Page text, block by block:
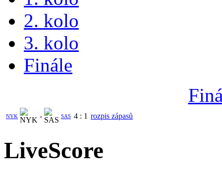
2. kolo
3. kolo
Finále
NYK - SAS 4 : 1 rozpis zápasů
LiveScore